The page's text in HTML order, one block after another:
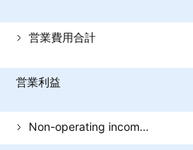
営業費用合計
営業利益
Non-operating income (total)